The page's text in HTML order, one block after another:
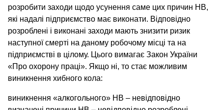
розробити заходи щодо усунення саме цих причин НВ,
які надалі підприємство має виконати. Відповідно
розроблені і виконані заходи мають знизити ризик
наступної смерті на даному робочому місці та на
підприємстві в цілому. Цього вимагає Закон України
«Про охорону праці». Якщо ні, то стає можливим
виникнення хибного кола:
виникнення «алкогольного» НВ – невідповідно